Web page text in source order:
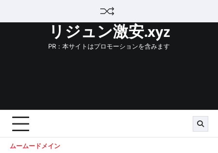
リジュン激安.xyz
PR：本サイトはプロモーションを含みます
ムームードメイン